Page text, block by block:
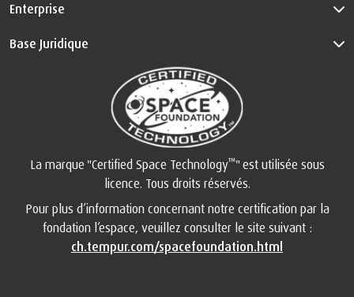
Enterprise
Base Juridique
La marque "Certified Space Technology™" est utilisée sous
licence. Tous droits réservés.
Pour plus d’information concernant notre certification par la
fondation l’espace, veuillez consulter le site suivant :
ch.tempur.com/spacefoundation.html